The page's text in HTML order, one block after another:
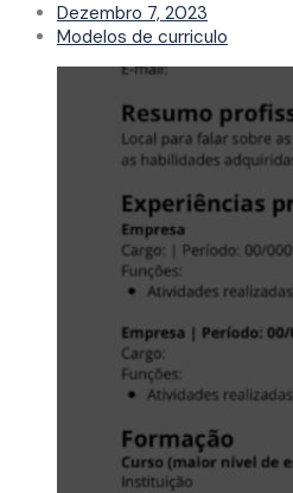
Dezembro 7, 2023
Modelos de curriculo